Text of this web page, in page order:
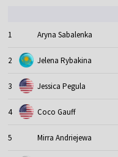
1 Aryna Sabalenka
2 Jelena Rybakina
3 Jessica Pegula
4 Coco Gauff
5 Mirra Andriejewa